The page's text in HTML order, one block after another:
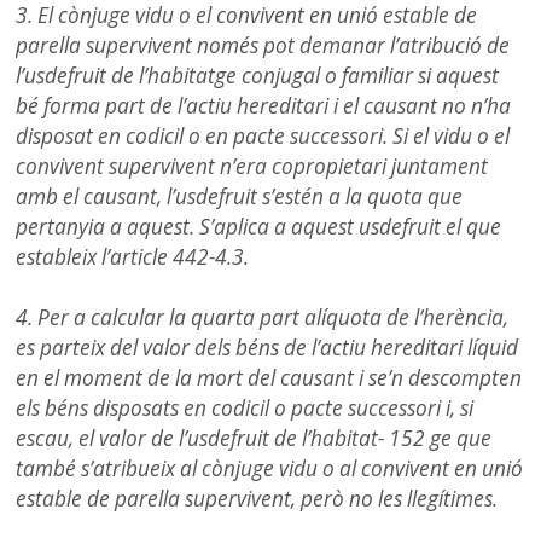
3. El cònjuge vidu o el convivent en unió estable de
parella supervivent només pot demanar l’atribució de
l’usdefruit de l’habitatge conjugal o familiar si aquest
bé forma part de l’actiu hereditari i el causant no n’ha
disposat en codicil o en pacte successori. Si el vidu o el
convivent supervivent n’era copropietari juntament
amb el causant, l’usdefruit s’estén a la quota que
pertanyia a aquest. S’aplica a aquest usdefruit el que
estableix l’article 442-4.3.
4. Per a calcular la quarta part alíquota de l’herència,
es parteix del valor dels béns de l’actiu hereditari líquid
en el moment de la mort del causant i se’n descompten
els béns disposats en codicil o pacte successori i, si
escau, el valor de l’usdefruit de l’habitat- 152 ge que
també s’atribueix al cònjuge vidu o al convivent en unió
estable de parella supervivent, però no les llegítimes.